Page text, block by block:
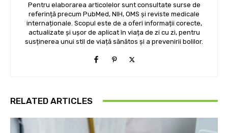
Pentru elaborarea articolelor sunt consultate surse de
referință precum PubMed, NIH, OMS și reviste medicale
internaționale. Scopul este de a oferi informații corecte,
actualizate și ușor de aplicat în viața de zi cu zi, pentru
susținerea unui stil de viață sănătos și a prevenirii bolilor.
RELATED ARTICLES